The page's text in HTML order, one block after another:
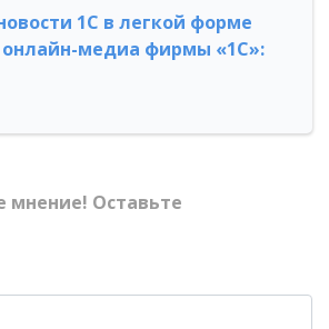
1С в легкой форме
медиа фирмы «1С»:
Оставьте